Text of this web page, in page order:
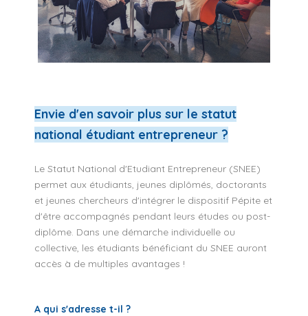
Envie d'en savoir plus sur le statut
national étudiant entrepreneur ?
Le Statut National d'Etudiant Entrepreneur (SNEE)
permet aux étudiants, jeunes diplômés, doctorants
et jeunes chercheurs d'intégrer le dispositif Pépite et
d'être accompagnés pendant leurs études ou post-
diplôme. Dans une démarche individuelle ou
collective, les étudiants bénéficiant du SNEE auront
accès à de multiples avantages !
A qui s'adresse t-il ?